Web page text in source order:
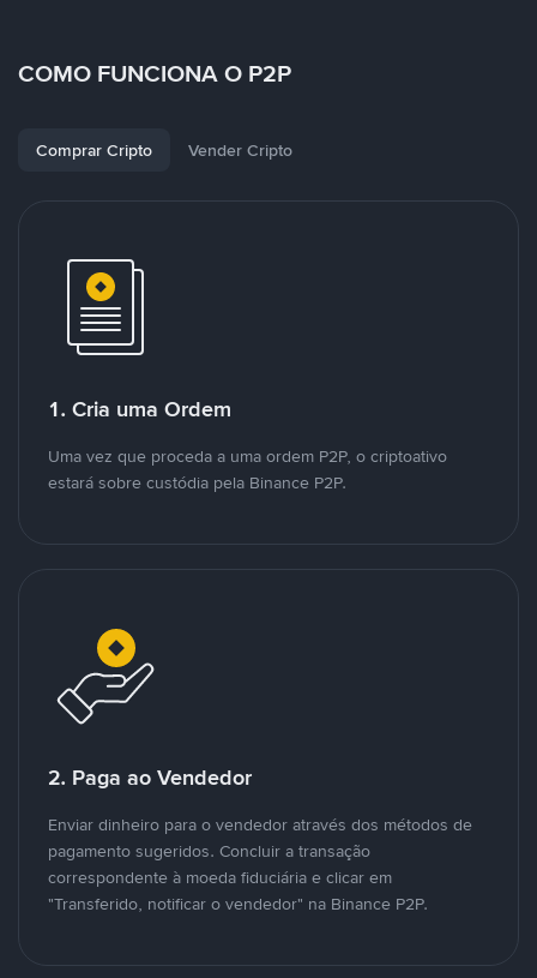
COMO FUNCIONA O P2P
Comprar Cripto Vender Cripto
1. Cria uma Ordem
Uma vez que proceda a uma ordem P2P, o criptoativo
estará sobre custódia pela Binance P2P.
2. Paga ao Vendedor
Enviar dinheiro para o vendedor através dos métodos de
pagamento sugeridos. Concluir a transação
correspondente à moeda fiduciária e clicar em
"Transferido, notificar o vendedor" na Binance P2P.